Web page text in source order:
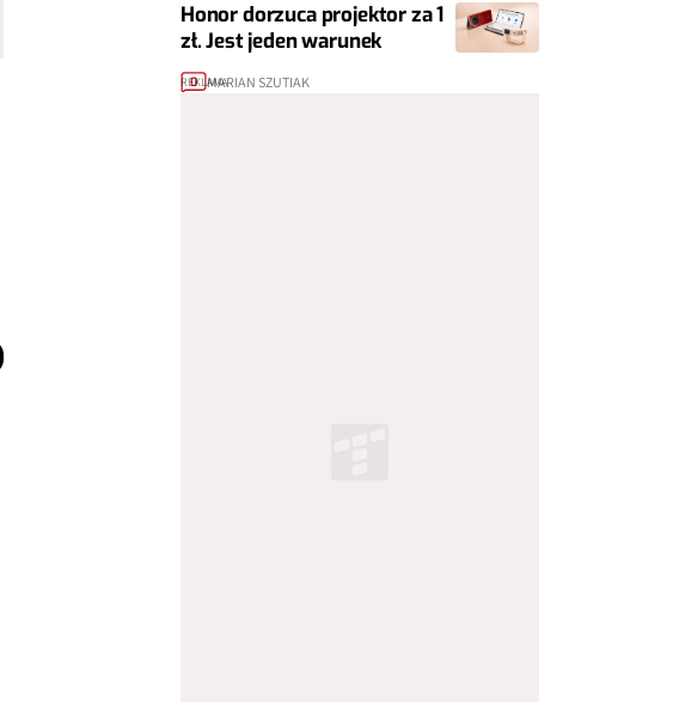
Honor dorzuca projektor za 1
zł. Jest jeden warunek
0 MARIAN SZUTIAK